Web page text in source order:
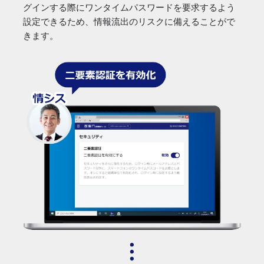
グインする際にワンタイムパスワードを要求するよう
設定できるため、情報流出のリスクに備えることがで
きます。